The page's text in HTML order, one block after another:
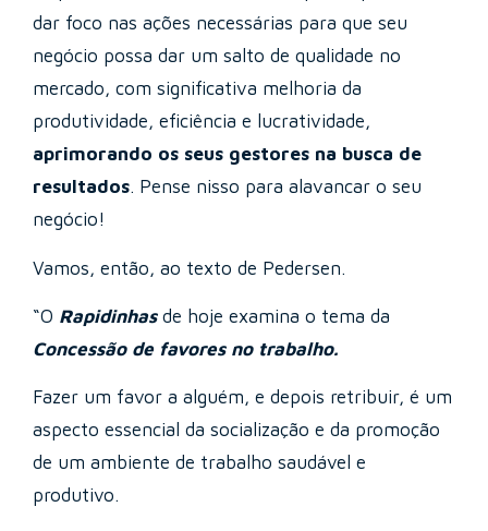
dar foco nas ações necessárias para que seu
negócio possa dar um salto de qualidade no
mercado, com significativa melhoria da
produtividade, eficiência e lucratividade,
aprimorando os seus gestores na busca de
resultados. Pense nisso para alavancar o seu
negócio!
Vamos, então, ao texto de Pedersen.
“O Rapidinhasde hoje examina o tema da
Concessão de favores no trabalho.
Fazer um favor a alguém, e depois retribuir, é um
aspecto essencial da socialização e da promoção
de um ambiente de trabalho saudável e
produtivo.